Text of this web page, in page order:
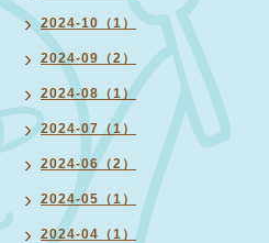
2024-10（1）
2024-09（2）
2024-08（1）
2024-07（1）
2024-06（2）
2024-05（1）
2024-04（1）